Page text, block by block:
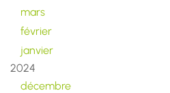
mars
février
janvier
2024
décembre